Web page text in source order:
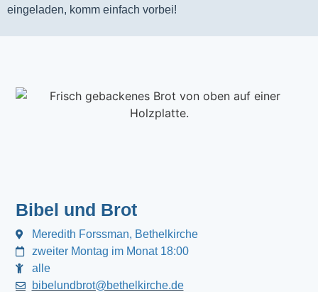
eingeladen, komm einfach vorbei!
Bibel und Brot
Meredith Forssman, Bethelkirche
zweiter Montag im Monat 18:00
alle
bibelundbrot@bethelkirche.de